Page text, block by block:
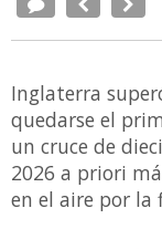
Inglaterra
quedarse el
un cruce de
2026 a priori
en el aire por la